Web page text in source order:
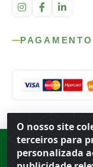
O nosso site
terceiros para
personalizada
PAGAMENTO
Rod. SP-215, s/n, km
13.669-899· CNPJ